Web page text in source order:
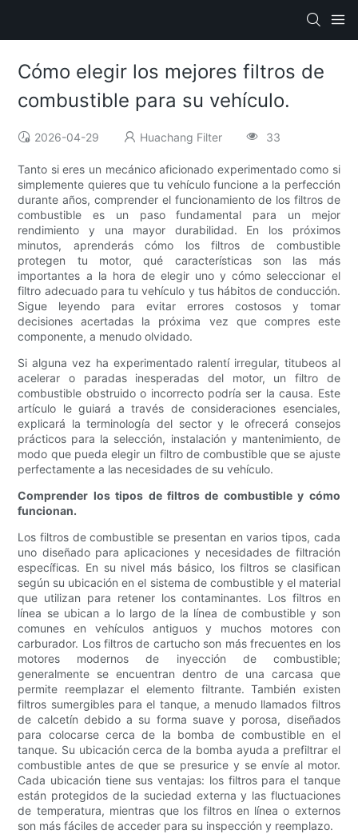
Cómo elegir los mejores filtros de
combustible para su vehículo.
2026-04-29 Huachang Filter 33
Tanto si eres un mecánico aficionado experimentado como si
simplemente quieres que tu vehículo funcione a la perfección
durante años, comprender el funcionamiento de los filtros de
combustible es un paso fundamental para un mejor
rendimiento y una mayor durabilidad. En los próximos
minutos, aprenderás cómo los filtros de combustible
protegen tu motor, qué características son las más
importantes a la hora de elegir uno y cómo seleccionar el
filtro adecuado para tu vehículo y tus hábitos de conducción.
Sigue leyendo para evitar errores costosos y tomar
decisiones acertadas la próxima vez que compres este
componente, a menudo olvidado.
Si alguna vez ha experimentado ralentí irregular, titubeos al
acelerar o paradas inesperadas del motor, un filtro de
combustible obstruido o incorrecto podría ser la causa. Este
artículo le guiará a través de consideraciones esenciales,
explicará la terminología del sector y le ofrecerá consejos
prácticos para la selección, instalación y mantenimiento, de
modo que pueda elegir un filtro de combustible que se ajuste
perfectamente a las necesidades de su vehículo.
Comprender los tipos de filtros de combustible y cómo
funcionan.
Los filtros de combustible se presentan en varios tipos, cada
uno diseñado para aplicaciones y necesidades de filtración
específicas. En su nivel más básico, los filtros se clasifican
según su ubicación en el sistema de combustible y el material
que utilizan para retener los contaminantes. Los filtros en
línea se ubican a lo largo de la línea de combustible y son
comunes en vehículos antiguos y muchos motores con
carburador. Los filtros de cartucho son más frecuentes en los
motores modernos de inyección de combustible;
generalmente se encuentran dentro de una carcasa que
permite reemplazar el elemento filtrante. También existen
filtros sumergibles para el tanque, a menudo llamados filtros
de calcetín debido a su forma suave y porosa, diseñados
para colocarse cerca de la bomba de combustible en el
tanque. Su ubicación cerca de la bomba ayuda a prefiltrar el
combustible antes de que se presurice y se envíe al motor.
Cada ubicación tiene sus ventajas: los filtros para el tanque
están protegidos de la suciedad externa y las fluctuaciones
de temperatura, mientras que los filtros en línea o externos
son más fáciles de acceder para su inspección y reemplazo.